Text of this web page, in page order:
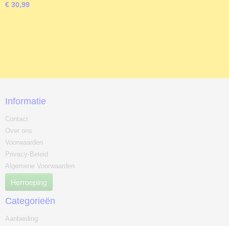
€ 30,99
Informatie
Contact
Over ons
Voorwaarden
Privacy-Beleid
Algemene Voorwaarden
Herroeping
Categorieën
Aanbieding